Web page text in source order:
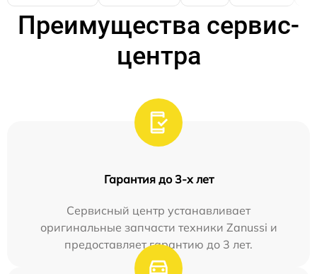
Преимущества сервис-
центра
Гарантия до 3-х лет
Сервисный центр устанавливает
оригинальные запчасти техники Zanussi и
предоставляет гарантию до 3 лет.